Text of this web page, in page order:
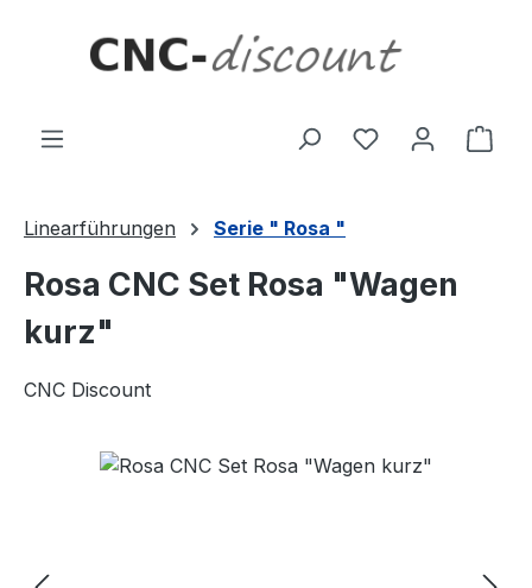
Linearführungen Serie " Rosa "
Rosa CNC Set Rosa "Wagen
kurz"
CNC Discount
Bildergalerie überspringen